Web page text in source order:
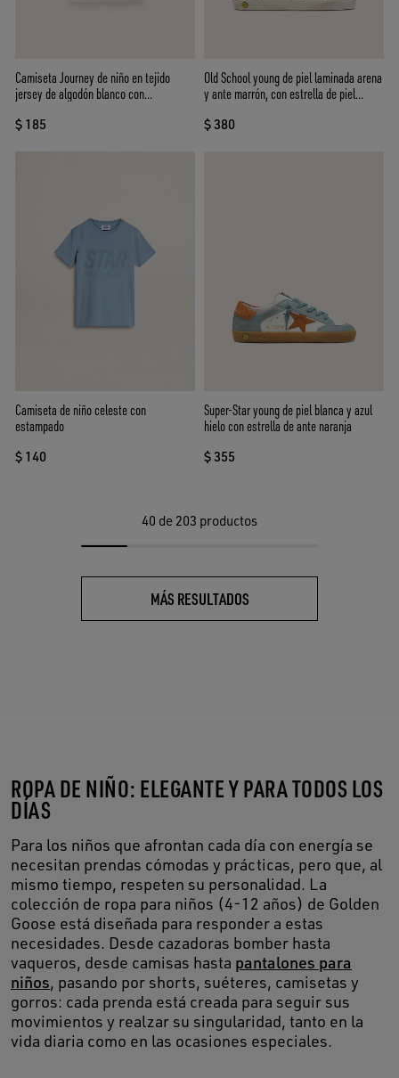
Camiseta Journey de niño en tejido
jersey de algodón blanco con
$ 185
Old School young de piel laminada arena
y ante marrón, con estrella de piel
$ 380
Camiseta de niño celeste con
estampado
$ 140
Super-Star young de piel blanca y azul
hielo con estrella de ante naranja
$ 355
40 de 203 productos
MÁS RESULTADOS
ROPA DE NIÑO: ELEGANTE Y PARA TODOS LOS
DÍAS
Para los niños que afrontan cada día con energía se
necesitan prendas cómodas y prácticas, pero que, al
mismo tiempo, respeten su personalidad. La
colección de ropa para niños (4-12 años) de Golden
Goose está diseñada para responder a estas
necesidades. Desde cazadoras bomber hasta
vaqueros, desde camisas hasta pantalones para
niños, pasando por shorts, suéteres, camisetas y
gorros: cada prenda está creada para seguir sus
movimientos y realzar su singularidad, tanto en la
vida diaria como en las ocasiones especiales.